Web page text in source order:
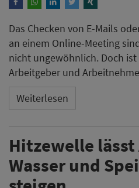
Das Checken von E-Mails
an einem Online-Meeting
nicht ungewöhnlich. Doch
Arbeitgeber und
Weiterlesen
Hitzewelle lässt
Wasser und